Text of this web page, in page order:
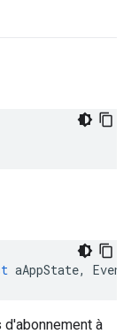
aAppState,
à